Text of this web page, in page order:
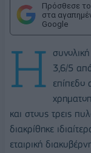
Πρόσθεσε το
στα
Google
Η
3,6/5
επίπεδο
και στους τρεις
διακρίθηκε
εταιρική